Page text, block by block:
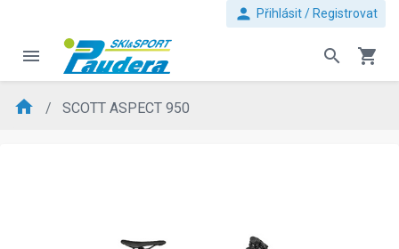
person Přihlásit / Registrovat
menu search shopping_cart
home SCOTT ASPECT 950